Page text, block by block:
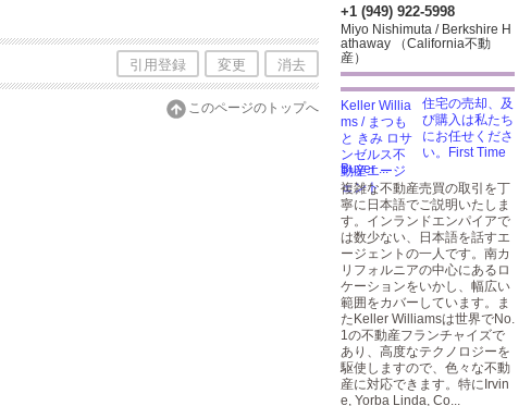
引用登録 変更 消去
このページのトップへ
+1 (949) 922-5998
Miyo Nishimuta / Berkshire H
athaway （California不動
産）
住宅の売却、及
び購入は私たち
にお任せくださ
い。First Time
Buyer ...
複雑な不動産売買の取引を丁
寧に日本語でご説明いたしま
す。インランドエンパイアで
は数少ない、日本語を話すエ
ージェントの一人です。南カ
リフォルニアの中心にあるロ
ケーションをいかし、幅広い
範囲をカバーしています。ま
たKeller Williamsは世界でNo.
1の不動産フランチャイズで
あり、高度なテクノロジーを
駆使しますので、色々な不動
産に対応できます。特にIrvin
e, Yorba Linda, Co...